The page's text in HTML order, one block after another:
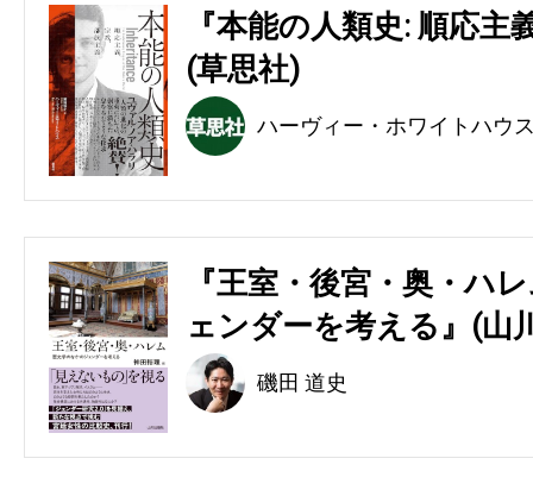
『本能の人類史: 順応
(草思社)
ハーヴィー・ホワイトハウ
『王室・後宮・奥・ハ
ェンダーを考える』(山
磯田 道史